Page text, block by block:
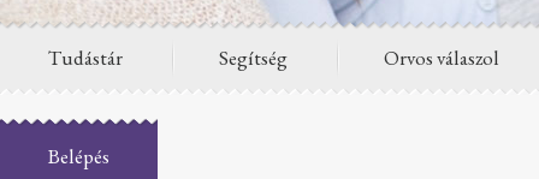
Tudástár Segítség Orvos válaszol
Belépés
Fórum